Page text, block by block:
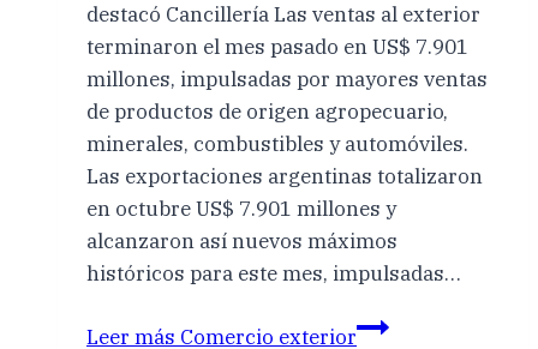
destacó Cancillería Las ventas al exterior
terminaron el mes pasado en US$ 7.901
millones, impulsadas por mayores ventas
de productos de origen agropecuario,
minerales, combustibles y automóviles.
Las exportaciones argentinas totalizaron
en octubre US$ 7.901 millones y
alcanzaron así nuevos máximos
históricos para este mes, impulsadas…
Leer más Comercio exterior